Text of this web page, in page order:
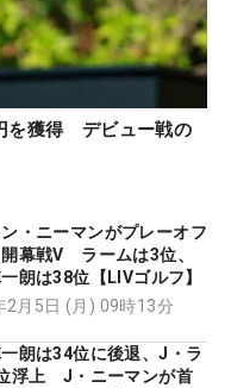
を獲得 デビュー戦の
・ニーマンがプレーオフ
幕戦V ラームは3位、
朗は38位【LIVゴルフ】
2月5日 (月) 09時13分
朗は34位に後退、J・ラ
浮上 J・ニーマンが首